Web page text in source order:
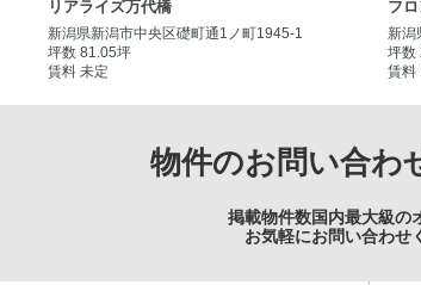
リアライズ万代橋
新潟県新潟市中央区礎町通1ノ町1945-1
坪数 81.05坪
賃料 未定
フ
新潟
坪数
賃料
物件のお問い合わ
掲載物件数国内最大級の
お気軽にお問い合わせ